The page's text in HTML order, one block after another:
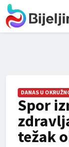
DANAS U
Spor
težak